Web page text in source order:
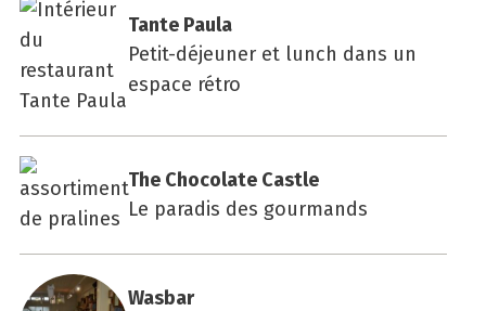
Tante Pau­la
Petit-déjeuner et lunch dans un
espace rétro
The Cho­co­late Castle
Le paradis des gourmands
Was­bar